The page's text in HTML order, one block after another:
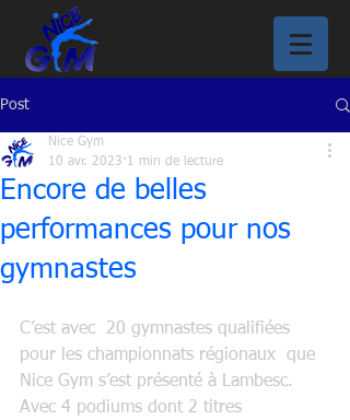
Post
Encore de belles
performances pour nos
gymnastes
Nice Gym
10 avr. 2023 1 min de lecture
C’est avec  20 gymnastes qualifiées
pour les championnats régionaux  que
Nice Gym s’est présenté à Lambesc.
Avec 4 podiums dont 2 titres